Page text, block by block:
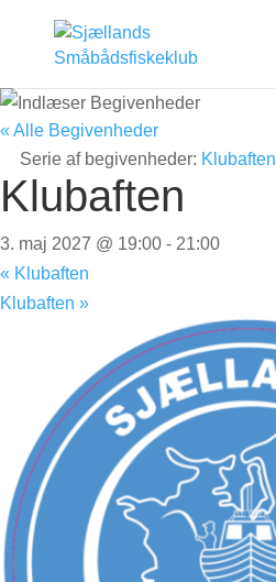
« Alle Begivenheder
Serie af begivenheder: Klubaften
Klubaften
3. maj 2027 @ 19:00 - 21:00
« Klubaften
Klubaften »